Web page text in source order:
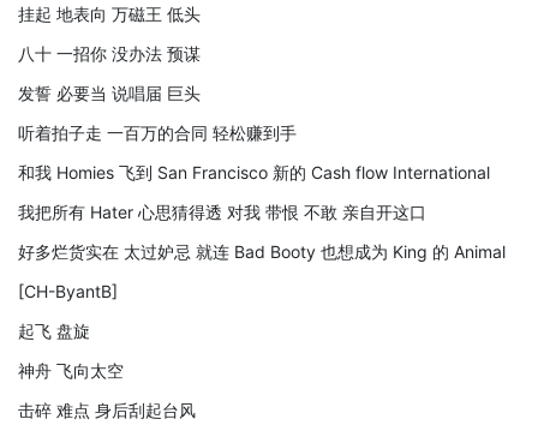
挂起 地表向 万磁王 低头
八十 一招你 没办法 预谋
发誓 必要当 说唱届 巨头
听着拍子走 一百万的合同 轻松赚到手
和我 Homies 飞到 San Francisco 新的 Cash flow International
我把所有 Hater 心思猜得透 对我 带恨 不敢 亲自开这口
好多烂货实在 太过妒忌 就连 Bad Booty 也想成为 King 的 Animal
[CH-ByantB]
起飞 盘旋
神舟 飞向太空
击碎 难点 身后刮起台风